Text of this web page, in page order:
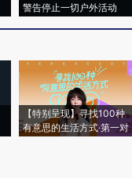
警告停止一切户外活动
【特别呈现】寻找100种
有意思的生活方式·第一对